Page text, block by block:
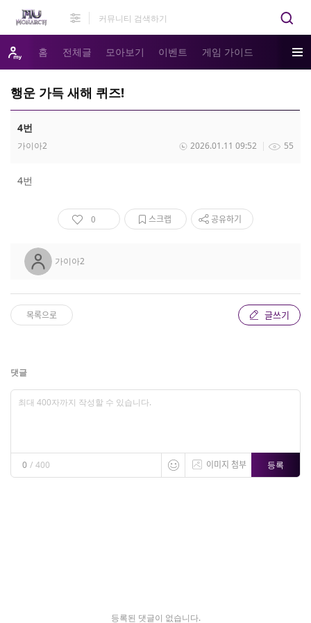
홈 전체글 모아보기 이벤트 게임 가이드
행운 가득 새해 퀴즈!
4번
가이아2 55
2026.01.11 09:52
4번
0 스크랩 공유하기
가이아2
목록으로 글쓰기
댓글
0 / 400 이미지 첨부 등록
등록된 댓글이 없습니다.